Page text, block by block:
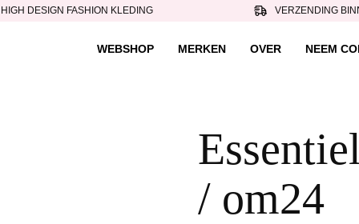
HIGH DESIGN FASHION KLEDING VERZENDING
WEBSHOP MERKEN OVER NEEM
/ om24